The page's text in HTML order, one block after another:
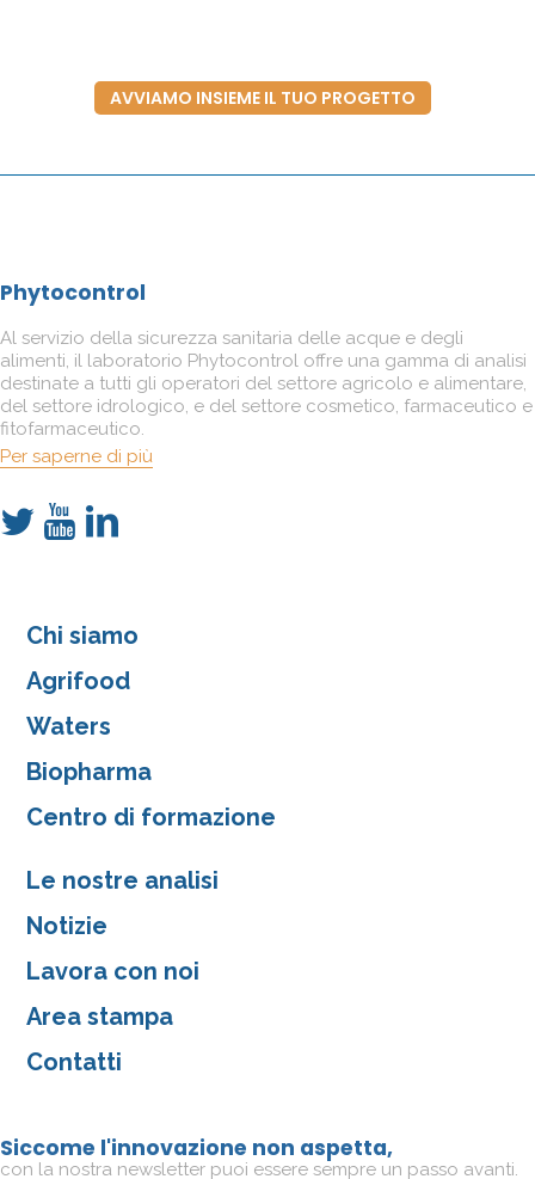
AVVIAMO INSIEME IL TUO PROGETTO
Phytocontrol
Al servizio della sicurezza sanitaria delle acque e degli
alimenti, il laboratorio Phytocontrol offre una gamma di analisi
destinate a tutti gli operatori del settore agricolo e alimentare,
del settore idrologico, e del settore cosmetico, farmaceutico e
fitofarmaceutico.
Per saperne di più
Chi siamo
Agrifood
Waters
Biopharma
Centro di formazione
Le nostre analisi
Notizie
Lavora con noi
Area stampa
Contatti
Siccome l'innovazione non aspetta,
con la nostra newsletter puoi essere sempre un passo avanti.